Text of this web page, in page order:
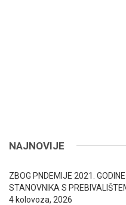
NAJNOVIJE
ZBOG PNDEMIJE 2021.
STANOVNIKA S
4 kolovoza, 2026